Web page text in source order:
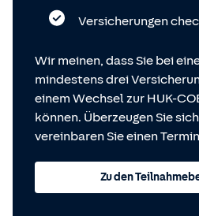
Versicherungen
Wir meinen, dass Sie bei
mindestens drei
einem Wechsel zur HUK-
können. Überzeugen Sie
vereinbaren Sie einen
Zu den